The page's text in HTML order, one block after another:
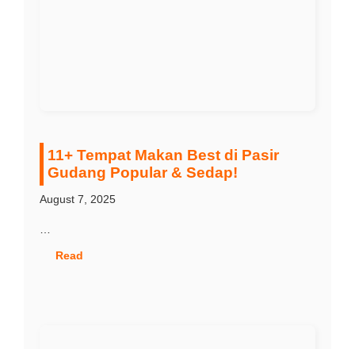
11+ Tempat Makan Best di Pasir
Gudang Popular & Sedap!
August 7, 2025
Read